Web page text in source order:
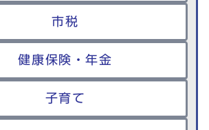
市税
健康保険・年金
子育て